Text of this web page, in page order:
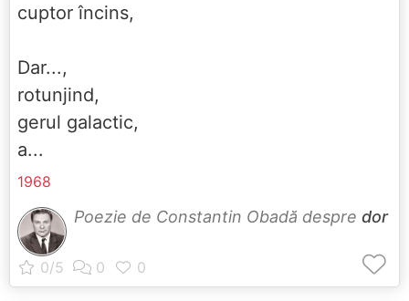
cuptor încins,
Dar...,
rotunjind,
gerul galactic,
a...
1968
Poezie de Constantin Obadă despre dor